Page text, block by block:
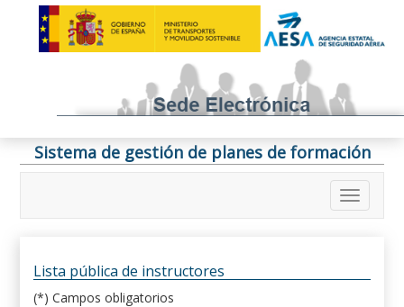
Sistema de gestión de planes de formación
Lista pública de instructores
(*) Campos obligatorios